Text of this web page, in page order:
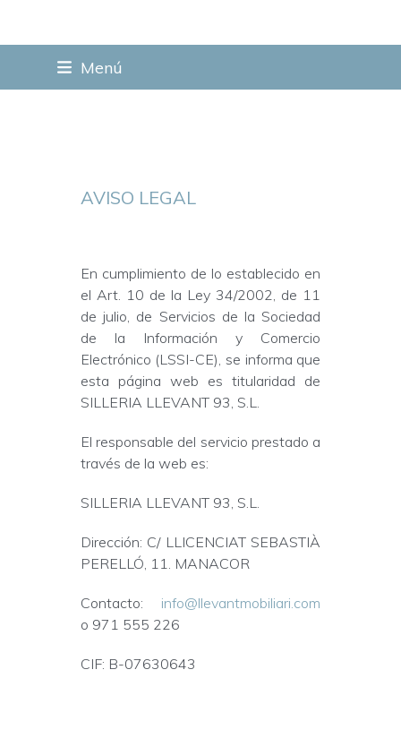
Menú
AVISO LEGAL
En cumplimiento de lo establecido en
el Art. 10 de la Ley 34/2002, de 11
de julio, de Servicios de la Sociedad
de la Información y Comercio
Electrónico (LSSI-CE), se informa que
esta página web es titularidad de
SILLERIA LLEVANT 93, S.L.
El responsable del servicio prestado a
través de la web es:
SILLERIA LLEVANT 93, S.L.
Dirección: C/ LLICENCIAT SEBASTIÀ
PERELLÓ, 11. MANACOR
Contacto: info@llevantmobiliari.com
o 971 555 226
CIF: B-07630643